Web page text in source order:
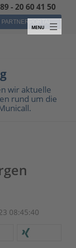
- 20 60 41 50
wir aktuelle
rund um die
08:45:40